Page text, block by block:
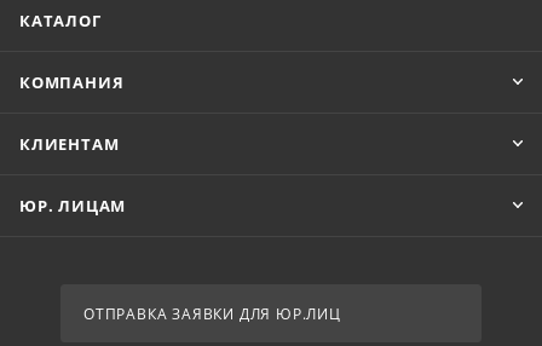
КАТАЛОГ
КОМПАНИЯ
КЛИЕНТАМ
ЮР. ЛИЦАМ
ОТПРАВКА ЗАЯВКИ ДЛЯ ЮР.ЛИЦ